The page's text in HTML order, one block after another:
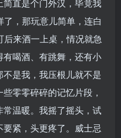
直是个门外汉，毕竟我
，那玩意儿简单，连白
来酒一上桌，情况就急
喝酒、有跳舞，还有小
是我，我压根儿就不是
零零碎碎的记忆片段，
温暖。我摇了摇头，试
紧，头更疼了。威士忌